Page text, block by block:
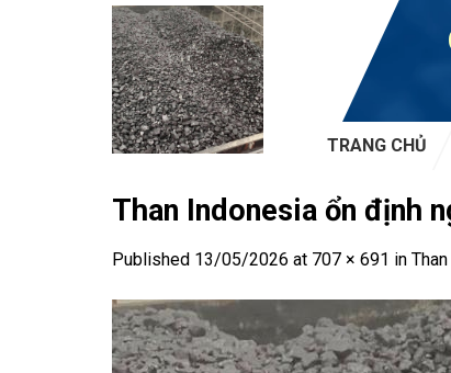
TRANG CHỦ
Than Indonesia ổn định
Published 13/05/2026 at 707 × 691 in